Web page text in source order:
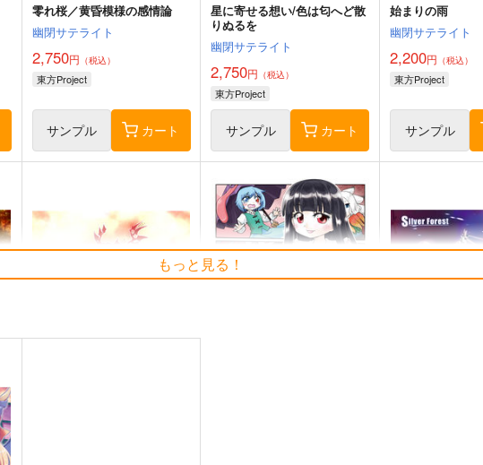
零れ桜／黄昏模様の感情論
幽閉サテライト
2,750円 （税込）
東方Project
サンプル カート
星に寄せる想い/色は匂へど散
りぬるを
幽閉サテライト
2,750円 （税込）
東方Project
サンプル カート
始まりの雨
幽閉サテライト
2,200円 （税込）
東方Project
サンプル
もっと見る！